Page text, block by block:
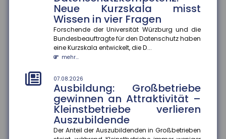
Neue Kurzskala misst
Wissen in vier Fragen
Forschende der Universität Würzburg und die
Bundesbeauftragte für den Datenschutz haben
eine Kurzskala entwickelt, die D...
mehr...
07.08.2026
Ausbildung: Großbetriebe
gewinnen an Attraktivität –
Kleinstbetriebe verlieren
Auszubildende
Der Anteil der Auszubildenden in Großbetrieben
Die Hochschule Geisenheim entwickelt im Naturpark
Soonwald-Nahe eine ?Schwammregion?, die
Wasser bei Starkregen aufnimmt...
mehr...
07.08.2026
Bildungsübergänge: Soziale
Herausforderung
Bildungschancen in Deutschland hängen weiterhin
stark von der sozialen Herkunft ab. Besonders an
Übergängen im Bildungss...
mehr...